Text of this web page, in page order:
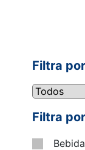
Filtra
Filtra